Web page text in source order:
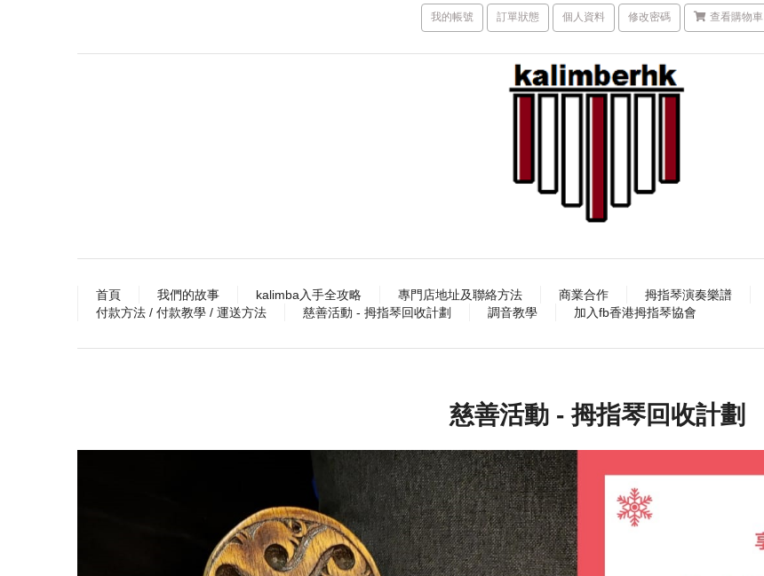
我的帳號 訂單狀態 個人資料 修改密碼 查看購物車
首頁 我們的故事 kalimba入手全攻略 專門店地址及聯絡方法 商業合作 拇指琴演奏樂譜
付款方法 / 付款教學 / 運送方法
慈善活動 - 拇指琴回收計劃 調音教學 加入fb香港拇指琴協會
慈善活動 - 拇指琴回收計劃